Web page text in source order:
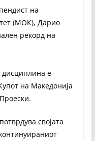
на
(МОК), Дарио
рекорд на
дисциплина е
на Македонија
својата